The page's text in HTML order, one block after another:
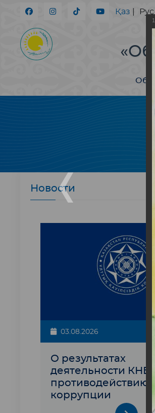
Қаз Рус
Об
Новости
03.08.2026
О результатах
деятельности КНБ
противодействию
коррупции